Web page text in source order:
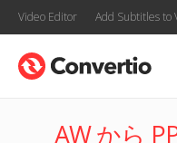
Video Editor Add Subtitles to
AW から